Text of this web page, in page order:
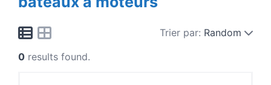
Trier par: Random
0 results found.